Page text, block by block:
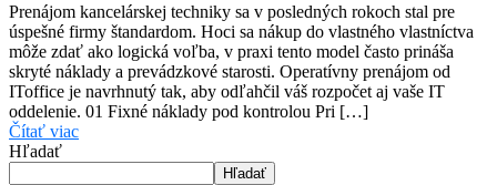
Prenájom kancelárskej techniky sa v posledných rokoch stal pre
úspešné firmy štandardom. Hoci sa nákup do vlastného vlastníctva
môže zdať ako logická voľba, v praxi tento model často prináša
skryté náklady a prevádzkové starosti. Operatívny prenájom od
IToffice je navrhnutý tak, aby odľahčil váš rozpočet aj vaše IT
oddelenie. 01 Fixné náklady pod kontrolou Pri […]
Čítať viac
Hľadať
Hľadať